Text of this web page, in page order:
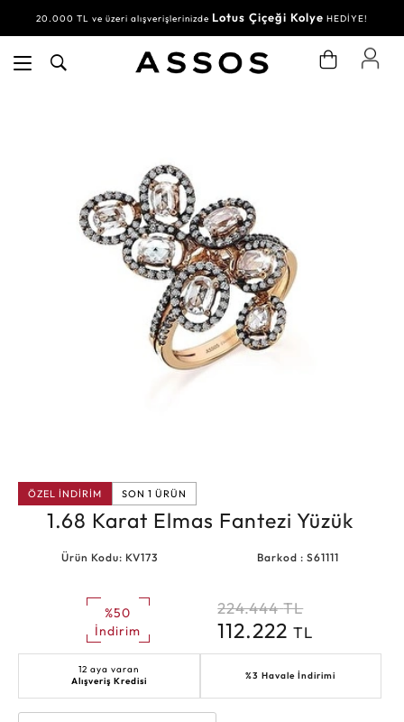
20.000 TL ve üzeri alışverişlerinizde Lotus Çiçeği Kolye HEDİYE!
ÖZEL İNDİRİM SON 1 ÜRÜN
1.68 Karat Elmas Fantezi Yüzük
Ürün Kodu: KV173 Barkod : S61111
%50
İndirim
224.444 TL
112.222TL
12 aya varan
Alışveriş Kredisi
%3 Havale İndirimi